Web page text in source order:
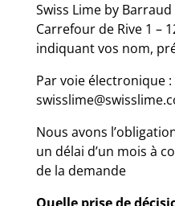
Swiss Lime by Barraud
Carrefour de Rive 1 –
indiquant vos nom,
Par voie électronique :
Nous avons
un délai d’un mois à
de la demande